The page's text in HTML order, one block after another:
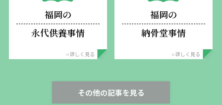
福岡の
永代供養事情
›› 詳しく見る
福岡の
納骨堂事情
›› 詳しく見る
その他の記事を見る